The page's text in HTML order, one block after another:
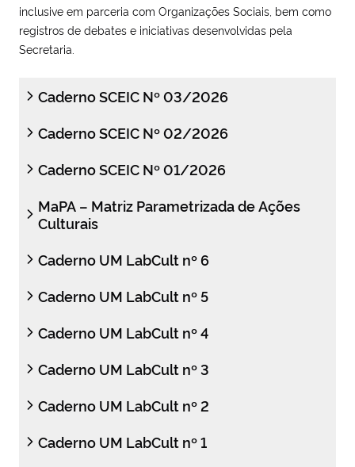
inclusive em parceria com Organizações Sociais, bem como
registros de debates e iniciativas desenvolvidas pela
Secretaria.
Caderno SCEIC Nº 03/2026
Caderno SCEIC Nº 02/2026
Caderno SCEIC Nº 01/2026
MaPA – Matriz Parametrizada de Ações
Culturais
Caderno UM LabCult nº 6
Caderno UM LabCult nº 5
Caderno UM LabCult nº 4
Caderno UM LabCult nº 3
Caderno UM LabCult nº 2
Caderno UM LabCult nº 1